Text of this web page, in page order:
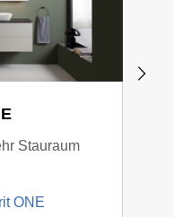
Stauraum
ONE